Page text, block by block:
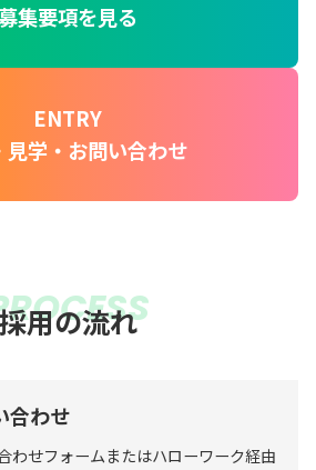
集要項を見る
ENTRY
見学・お問い合わせ
用の流れ
合わせ
わせフォームまたはハローワーク経由